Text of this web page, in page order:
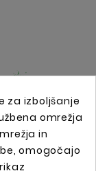
opremo !
za izboljšanje
omrežja
in
omogočajo